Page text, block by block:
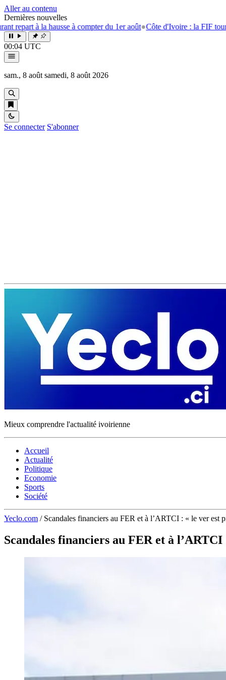
Aller au contenu
Dernières nouvelles
la hausse à compter du 1er août● Côte d'Ivoire : la FIF tourne la
00:04 UTC
sam., 8 août samedi, 8 août 2026
Se connecter S'abonner
Mieux comprendre l'actualité ivoirienne
Accueil
Actualité
Politique
Economie
Sports
Société
Yeclo.com / Scandales financiers au FER et à l’ARTCI : « le ver est
Scandales financiers au FER et à